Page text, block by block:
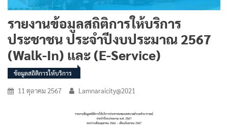
รายงานข้อมูลสถิติการให้บริการ
ประชาชน ประจำปีงบประมาณ 2567
(Walk-In) และ (E-Service)
ข้อมูลสถิติการให้บริการ
11 ตุลาคม 2567 Lamnaraicity@2021